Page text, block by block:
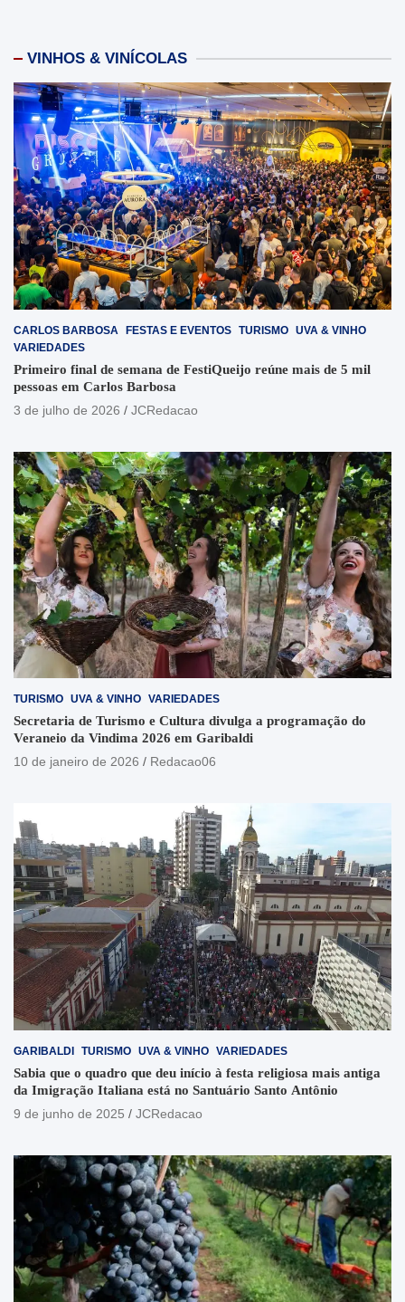
VINHOS & VINÍCOLAS
CARLOS BARBOSA FESTAS E EVENTOS TURISMO UVA & VINHO
VARIEDADES
Primeiro final de semana de FestiQueijo reúne mais de 5 mil
pessoas em Carlos Barbosa
3 de julho de 2026
JCRedacao
TURISMO UVA & VINHO VARIEDADES
Secretaria de Turismo e Cultura divulga a programação do
Veraneio da Vindima 2026 em Garibaldi
10 de janeiro de 2026
Redacao06
GARIBALDI TURISMO UVA & VINHO VARIEDADES
Sabia que o quadro que deu início à festa religiosa mais antiga
da Imigração Italiana está no Santuário Santo Antônio
9 de junho de 2025
JCRedacao